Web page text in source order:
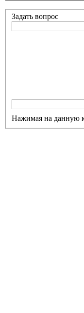
Задать вопрос
Нажимая на данную